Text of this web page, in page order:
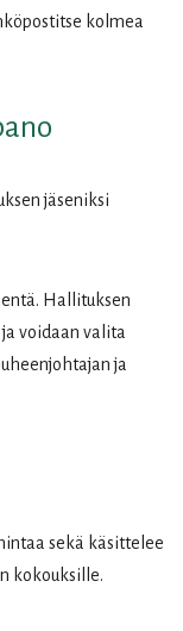
kolmea
jäseniksi
Hallituksen
voidaan valita
ja
sekä käsittelee
kokouksille.